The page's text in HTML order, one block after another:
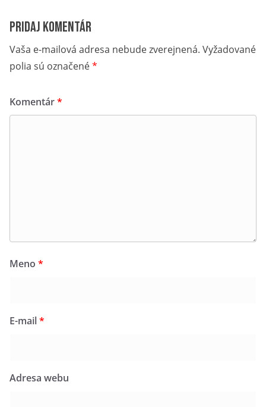
Vianočné trhy na Hrebienku spájajú krásu zimných Tatier s
čarom sviatočnej atmosféry. Vôňa tradičných dobrôt, sviatočne
neopakovateľnú atmosféru pre vás aj vašich blízkych.
Pridaj komentár
Vaša e-mailová adresa nebude zverejnená. Vyžadované
polia sú označené*
Komentár*
Meno *
E-mail*
Adresa webu